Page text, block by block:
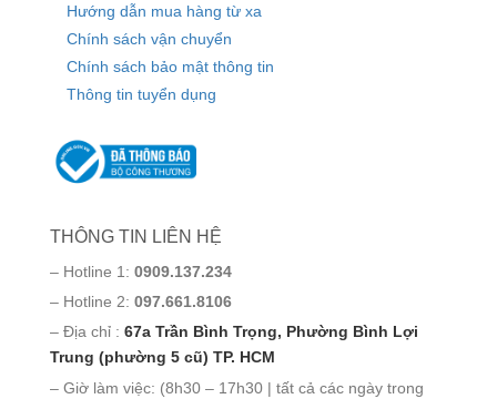
Hướng dẫn mua hàng từ xa
Chính sách vận chuyển
Chính sách bảo mật thông tin
Thông tin tuyển dụng
THÔNG TIN LIÊN HỆ
– Hotline 1: 0909.137.234
– Hotline 2: 097.661.8106
– Địa chỉ : 67a Trần Bình Trọng, Phường Bình Lợi
Trung (phường 5 cũ) TP. HCM
– Giờ làm việc: (8h30 – 17h30 | tất cả các ngày trong